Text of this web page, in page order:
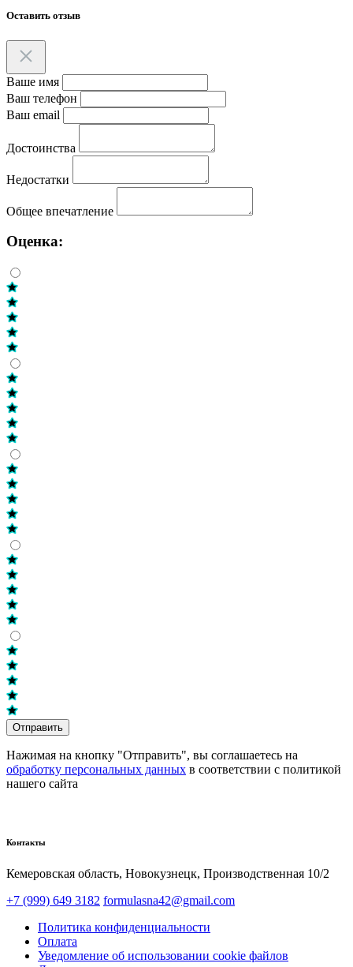
Оставить отзыв
Ваше имя
Ваш телефон
Ваш email
Достоинства
Недостатки
Общее впечатление
Оценка:
Отправить
Нажимая на кнопку "Отправить", вы соглашаетесь на
обработку персональных данных в соответствии с политикой
нашего сайта
Контакты
Кемеровская область, Новокузнецк,​ Производственная 10/2
+7 (999) 649 3182 formulasna42@gmail.com
Политика конфиденциальности
Оплата
Уведомление об использовании cookie файлов